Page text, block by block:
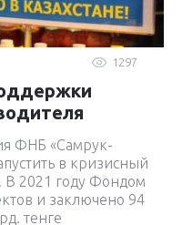
1297
ФНБ «Самрук-
в кризисный
В 2021 году Фондом
и заключено 94
тенге